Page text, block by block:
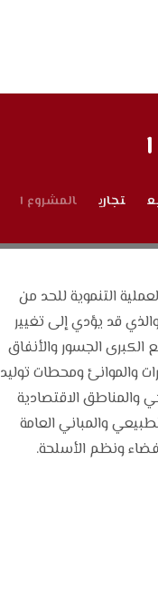
تجاري المشروع ١
التنموية للحد من
قد يؤدي إلى تغيير
الكبرى الجسور والأنفاق
والموانئ ومحطات توليد
والمناطق الاقتصادية
والمباني العامة
ونظم الأسلحة.